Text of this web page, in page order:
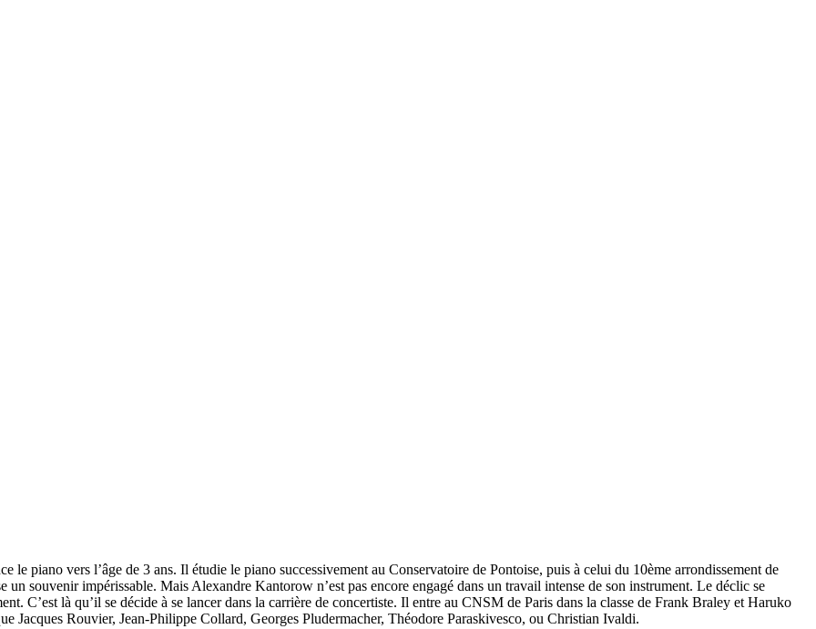
piano vers l’âge de 3 ans. Il étudie le piano successivement au Conservatoire de Pontoise, puis à celui du 10ème arrondissement de
souvenir impérissable. Mais Alexandre Kantorow n’est pas encore engagé dans un travail intense de son instrument. Le déclic se
C’est là qu’il se décide à se lancer dans la carrière de concertiste. Il entre au CNSM de Paris dans la classe de Frank Braley et Haruko
Jacques Rouvier, Jean-Philippe Collard, Georges Pludermacher, Théodore Paraskivesco, ou Christian Ivaldi.